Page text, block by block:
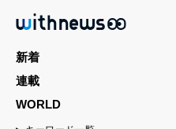
新着
連載
WORLD